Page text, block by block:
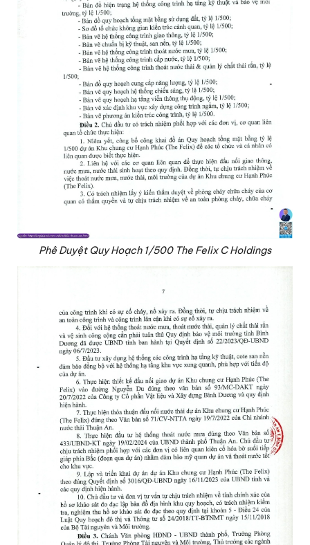
Phê Duyệt Quy Hoạch 1/500 The Felix C Holdings